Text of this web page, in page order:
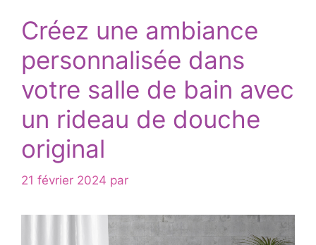
Créez une ambiance
personnalisée dans
votre salle de bain avec
un rideau de douche
original
21 février 2024 par